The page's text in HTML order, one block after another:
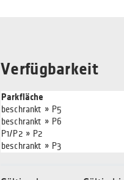
Verfügbarkeit
Parkfläche
beschrankt » P5
beschrankt » P6
P1/P2 » P2
beschrankt » P3